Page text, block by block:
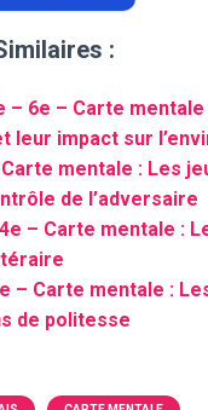
:
– 6e – Carte
leur impact sur
Carte mentale : Les
de l’adversaire
– Carte mentale :
– Carte mentale :
de politesse